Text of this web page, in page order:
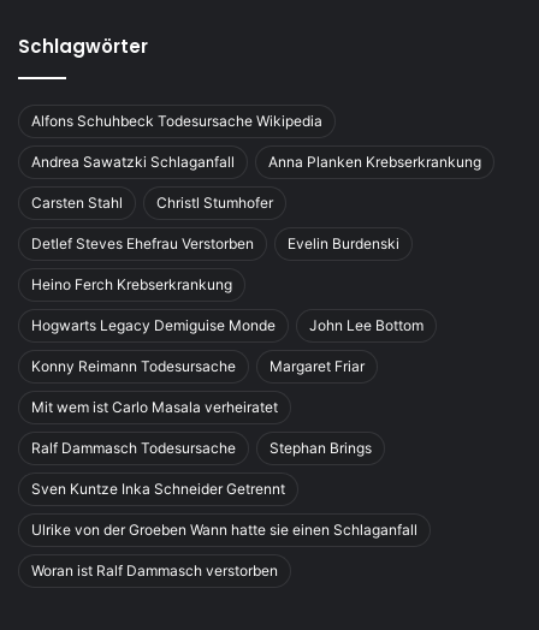
Schlagwörter
Alfons Schuhbeck Todesursache Wikipedia
Andrea Sawatzki Schlaganfall Anna Planken Krebserkrankung
Carsten Stahl Christl Stumhofer
Detlef Steves Ehefrau Verstorben Evelin Burdenski
Heino Ferch Krebserkrankung
Hogwarts Legacy Demiguise Monde John Lee Bottom
Konny Reimann Todesursache Margaret Friar
Mit wem ist Carlo Masala verheiratet
Ralf Dammasch Todesursache Stephan Brings
Sven Kuntze Inka Schneider Getrennt
Ulrike von der Groeben Wann hatte sie einen Schlaganfall
Woran ist Ralf Dammasch verstorben